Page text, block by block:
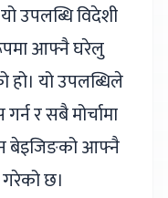
उपलब्धि विदेशी
आफ्नै घरेलु
हो। यो उपलब्धिले
र सबै मोर्चामा
बेइजिङको आफ्नै
गरेको छ।